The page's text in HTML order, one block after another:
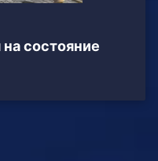
состояние